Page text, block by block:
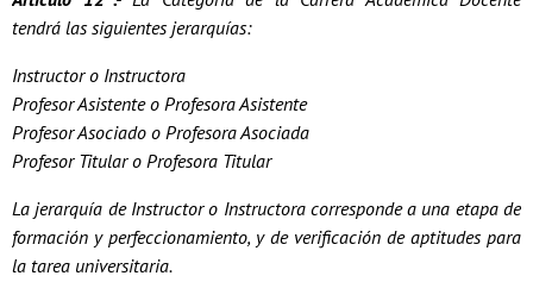
tendrá las siguientes jerarquías:
Instructor o Instructora
Profesor Asistente o Profesora Asistente
Profesor Asociado o Profesora Asociada
Profesor Titular o Profesora Titular
La jerarquía de Instructor o Instructora corresponde a una etapa de
formación y perfeccionamiento, y de verificación de aptitudes para
la tarea universitaria.